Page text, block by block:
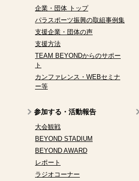
企業・団体 トップ
パラスポーツ振興の取組事例集
支援企業・団体の声
支援方法
TEAM BEYONDからのサポー
ト
カンファレンス・WEBセミナ
ー等
参加する・活動報告
大会観戦
BEYOND STADIUM
BEYOND AWARD
レポート
ラジオコーナー